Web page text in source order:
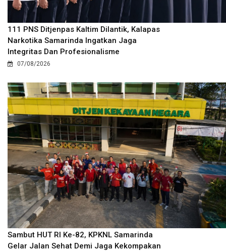
111 PNS Ditjenpas Kaltim Dilantik, Kalapas
Narkotika Samarinda Ingatkan Jaga
Integritas Dan Profesionalisme
07/08/2026
Sambut HUT RI Ke-82, KPKNL Samarinda
Gelar Jalan Sehat Demi Jaga Kekompakan